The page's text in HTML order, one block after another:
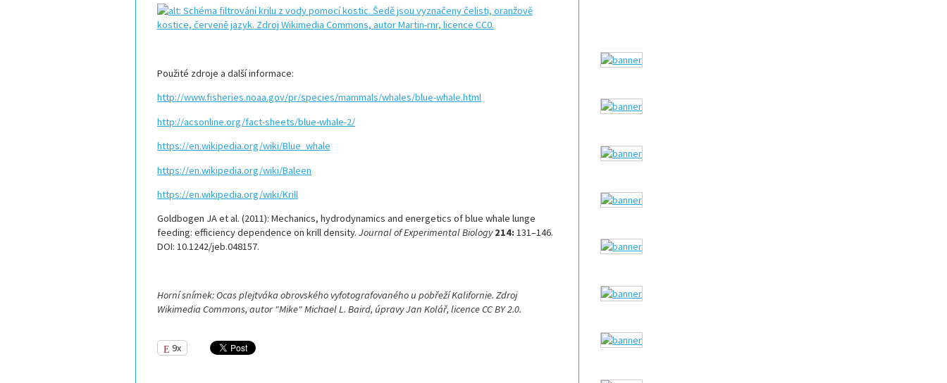
Použité zdroje a další informace:
http://www.fisheries.noaa.gov/pr/species/mammals/whales/blue-whale.html
http://acsonline.org/fact-sheets/blue-whale-2/
https://en.wikipedia.org/wiki/Blue_whale
https://en.wikipedia.org/wiki/Baleen
https://en.wikipedia.org/wiki/Krill
Goldbogen JA et al. (2011): Mechanics, hydrodynamics and energetics of blue whale lunge
feeding: efficiency dependence on krill density. Journal of Experimental Biology 214:131–146.
DOI: 10.1242/jeb.048157.
Horní snímek: Ocas plejtváka obrovského vyfotografovaného u pobřeží Kalifornie. Zdroj
Wikimedia Commons, autor "Mike" Michael L. Baird, úpravy Jan Kolář, licence CC BY 2.0.
9x